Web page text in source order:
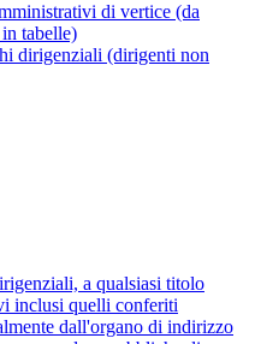
di vertice (da
tabelle)
dirigenziali (dirigenti non
a qualsiasi titolo
inclusi quelli conferiti
dall'organo di indirizzo